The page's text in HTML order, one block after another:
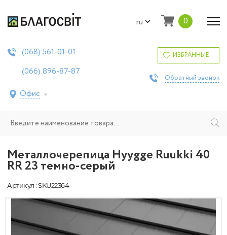
ru 0
(068) 561-01-01
(066) 896-87-87
Офис
ИЗБРАННЫЕ
Обратный звонок
Металлочерепица Hyygge Ruukki 40
RR 23 темно-серый
Артикул : SKU22364